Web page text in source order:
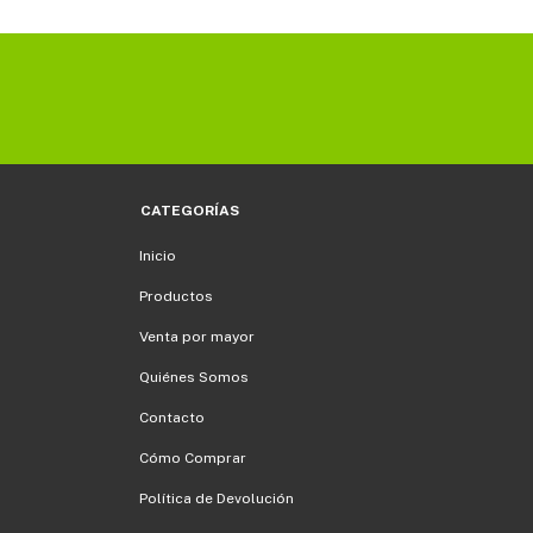
CATEGORÍAS
Inicio
Productos
Venta por mayor
Quiénes Somos
Contacto
Cómo Comprar
Política de Devolución